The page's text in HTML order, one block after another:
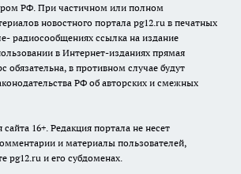
РФ. При частичном или полном
новостного портала pg12.ru в печатных
радиосообщениях ссылка на издание
в Интернет-изданиях прямая
обязательна, в противном случае будут
РФ об авторских и смежных
сайта 16+. Редакция портала не несет
и материалы пользователей,
pg12.ru и его субдоменах.